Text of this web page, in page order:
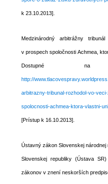
k 23.10.2013].
Medzinárodný arbitrážny
v prospech spoločnosti Achmea,
Dostupné
http://
arbitrazny-tribunal-rozhodol-vo-
spolocnosti-achmea-ktora-vlastni-
[Prístup k
Ústavný zákon Slovenskej
Slovenskej republiky (Ústava
zákonov v znení neskorších